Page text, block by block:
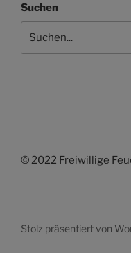
Suchen
© 2022 Freiwillige
Stolz präsentiert von